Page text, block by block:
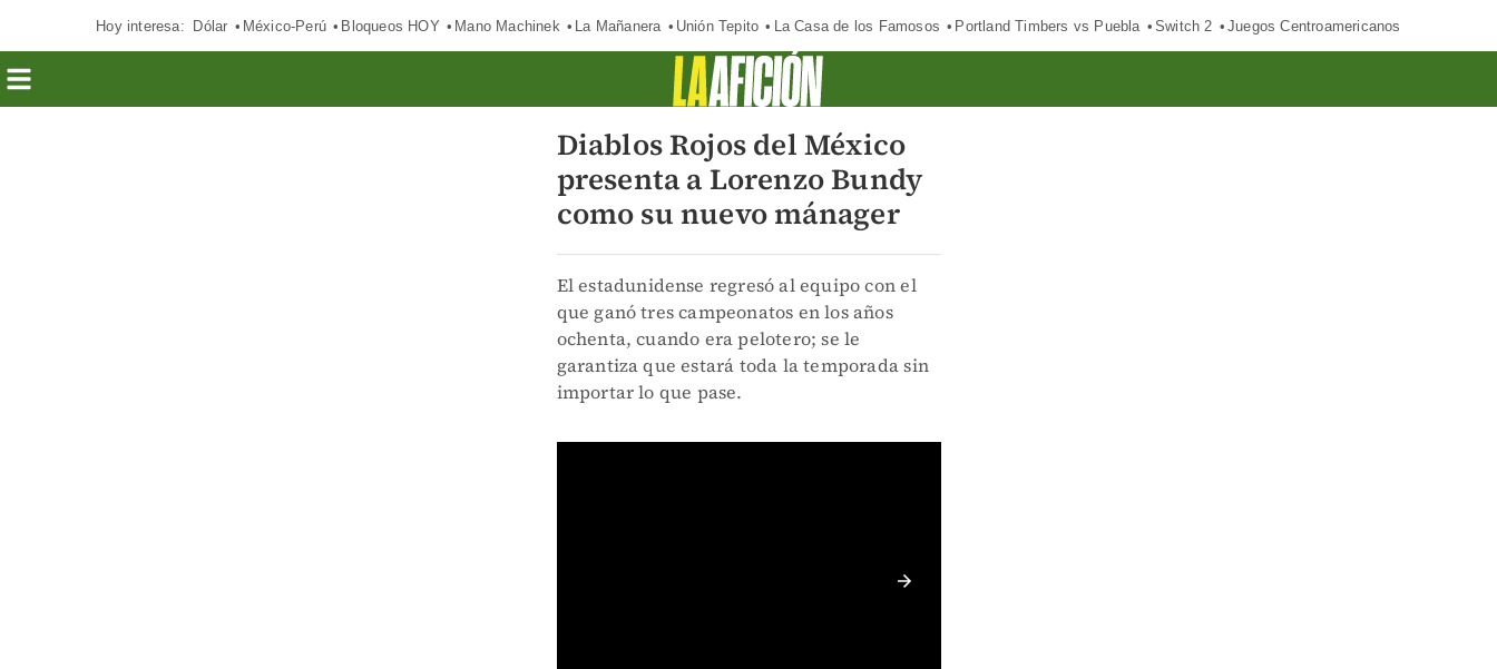
Hoy interesa: Dólar México-Perú Bloqueos HOY Mano Machinek La Mañanera Unión Tepito La Casa de los Famosos Portland Timbers vs Puebla Switch 2 Juegos Centroamericanos
Diablos Rojos del México
presenta a Lorenzo Bundy
como su nuevo mánager
El estadunidense regresó al equipo con el
que ganó tres campeonatos en los años
ochenta, cuando era pelotero; se le
garantiza que estará toda la temporada sin
importar lo que pase.